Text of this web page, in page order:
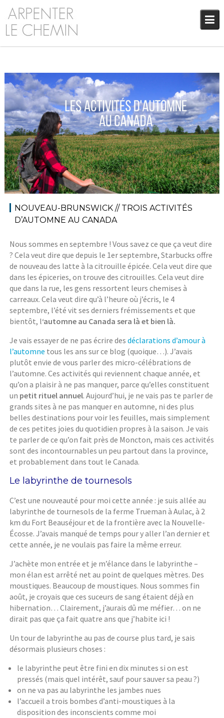
Skip
content
11 septembre 2018
Audrey
Blog
NOUVEAU-BRUNSWICK // TROIS ACTIVITÉS
D’AUTOMNE AU CANADA
Nous sommes en septembre ! Vous savez ce que ça veut dire
? Cela veut dire que depuis le 1er septembre, Starbucks offre
de nouveau des latte à la citrouille épicée. Cela veut dire que
dans les épiceries, on trouve des citrouilles. Cela veut dire
que dans la rue, les gens ressortent leurs chemises à
carreaux. Cela veut dire qu’à l’heure où j’écris, le 4
septembre, l’été vit ses derniers frémissements et que
bientôt, l‘automne au Canada sera là et bien là.
Je vais essayer de ne pas écrire desdéclarations d’amour à
l’automne tous les ans sur ce blog (quoique…). J’avais
plutôt envie de vous parler des micro-célébrations de
l’automne. Ces activités qui reviennent chaque année, et
qu’on a plaisir à ne pas manquer, parce qu’elles constituent
un petit rituel annuel. Aujourd’hui, je ne vais pas te parler de
grands sites à ne pas manquer en automne, ni des plus
belles destinations pour voir les feuilles, mais simplement
de ces petites joies du quotidien propres à la saison. Je vais
te parler de ce qu’on fait près de Moncton, mais ces activités
sont des incontournables un peu partout dans la province,
et probablement dans tout le Canada.
Le labyrinthe de tournesols
C’est une nouveauté pour moi cette année : je suis allée au
labyrinthe de tournesols de la ferme Trueman à Aulac, à 2
km du Fort Beauséjour et de la frontière avec la Nouvelle-
Écosse. J’avais manqué de temps pour y aller l’an dernier et
cette année, je ne voulais pas faire la même erreur.
J’achète mon entrée et je m’élance dans le labyrinthe –
mon élan est arrêté net au point de quelques mètres. Des
moustiques. Beaucoup de moustiques. Nous sommes fin
août, je croyais que ces suceurs de sang étaient déjà en
hibernation… Clairement, j’aurais dû me méfier… on ne
dirait pas que ça fait quatre ans que j’habite ici !
Un tour de labyrinthe au pas de course plus tard, je sais
désormais plusieurs choses :
le labyrinthe peut être fini en dix minutes si on est
pressés (mais quel intérêt, sauf pour sauver sa peau ?)
on ne va pas au labyrinthe les jambes nues
l’accueil a trois bombes d’anti-moustiques à la
disposition des inconscients comme moi